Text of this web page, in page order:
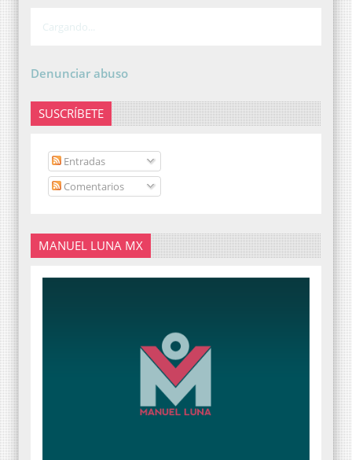
Cargando...
Denunciar abuso
SUSCRÍBETE
Entradas
Comentarios
MANUEL LUNA MX